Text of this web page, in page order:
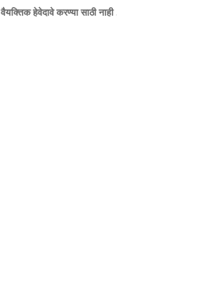
करण्या साठी नाही , याची कृपया वाचकाने नोंद घ्यावी ! आपला